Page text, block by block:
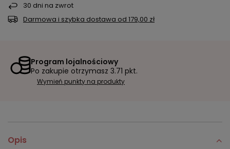
30 dni na zwrot
Darmowa i szybka dostawa od 179,00 zł
Program lojalnościowy
Po zakupie otrzymasz 3.71 pkt.
Wymień punkty na produkty
Opis